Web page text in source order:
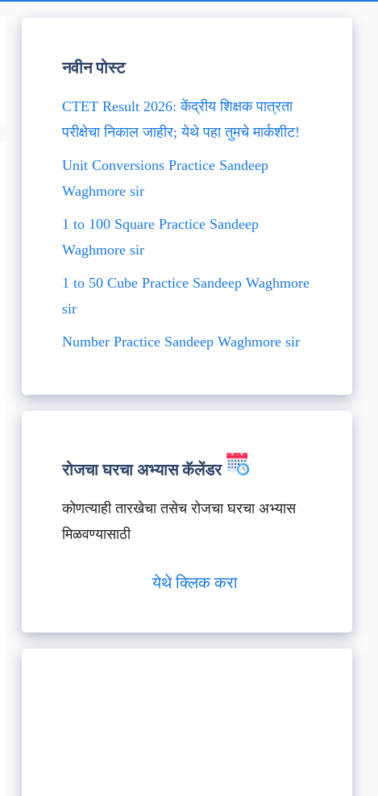
नवीन पोस्ट
CTET Result 2026: केंद्रीय शिक्षक पात्रता
परीक्षेचा निकाल जाहीर; येथे पहा तुमचे मार्कशीट!
Unit Conversions Practice Sandeep
Waghmore sir
1 to 100 Square Practice Sandeep
Waghmore sir
1 to 50 Cube Practice Sandeep Waghmore
sir
Number Practice Sandeep Waghmore sir
रोजचा घरचा अभ्यास कॅलेंडर
कोणत्याही तारखेचा तसेच रोजचा घरचा अभ्यास
मिळवण्यासाठी
येथे क्लिक करा